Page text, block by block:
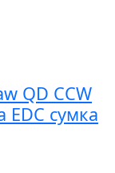
QD CCW
EDC сумка